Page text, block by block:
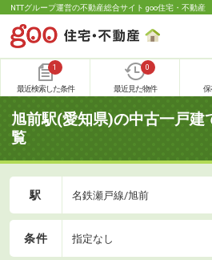
NTTグループ運営の不動産総合サイト goo住宅・不動産
1
最近検索した条件
0
最近見た物件 保
旭前駅(愛知県)の中古一戸建
覧
駅 名鉄瀬戸線/旭前
条件 指定なし